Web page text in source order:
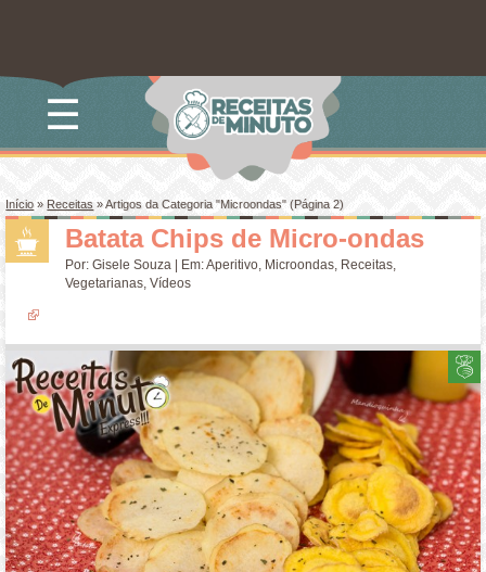
☰
Início»Receitas »Artigos da Categoria "Microondas" (Página 2)
Batata Chips de Micro-ondas
Por:Gisele Souza | Em:Aperitivo, Microondas, Receitas,
Vegetarianas,Vídeos